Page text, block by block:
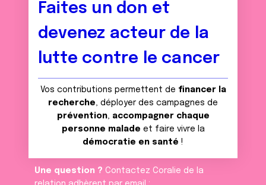
Faites un don et
devenez acteur de la
lutte contre le cancer
Vos contributions permettent de financer la
recherche, déployer des campagnes de
prévention, accompagner chaque
personne malade et faire vivre la
démocratie en santé !
Une question ? Contactez Coralie de la